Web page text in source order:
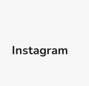
Instagram